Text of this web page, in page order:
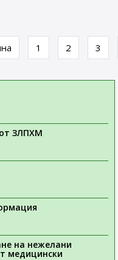
1 2 3
ЗЛПХМ
на нежелани
медицински